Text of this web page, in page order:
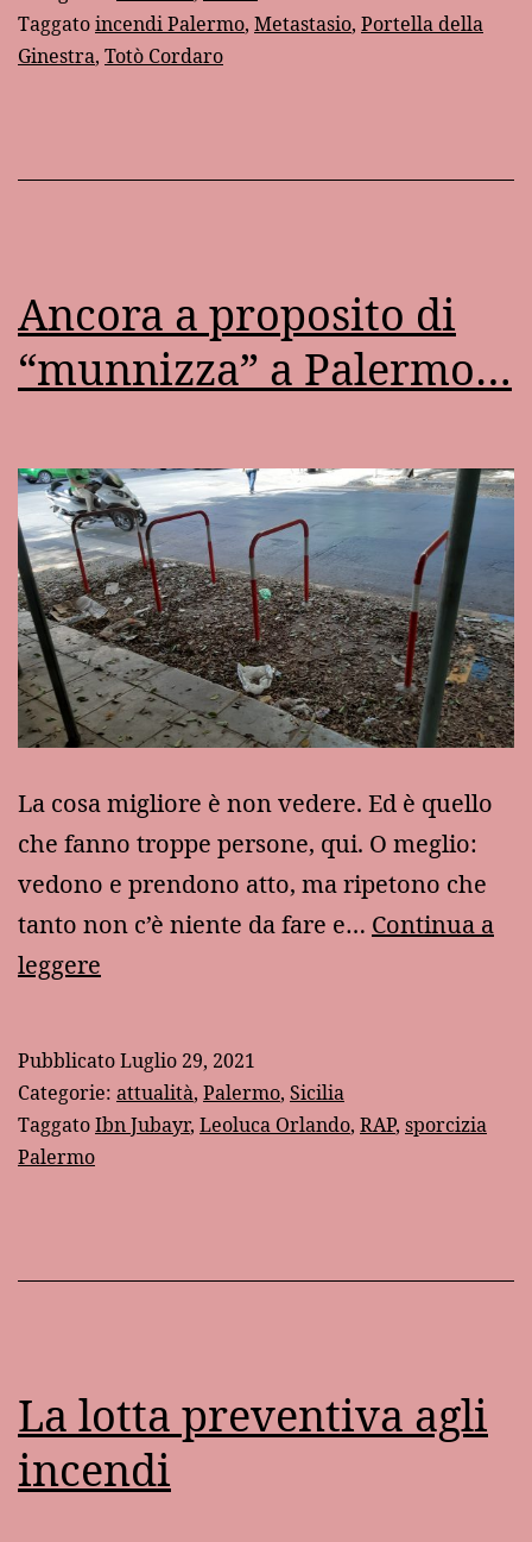
Taggatoincendi Palermo, Metastasio, Portella della
Ginestra, Totò Cordaro
Ancora a proposito di
“munnizza” a Palermo…
La cosa migliore è non vedere. Ed è quello
che fanno troppe persone, qui. O meglio:
vedono e prendono atto, ma ripetono che
tanto non c’è niente da fare e… Continua a
leggere
proposito
di
“munnizza”
PubblicatoLuglio 29, 2021
Categorie: attualità, Palermo, Sicilia
TaggatoIbn Jubayr, Leoluca Orlando, RAP, sporcizia
Palermo
La lotta preventiva agli
incendi